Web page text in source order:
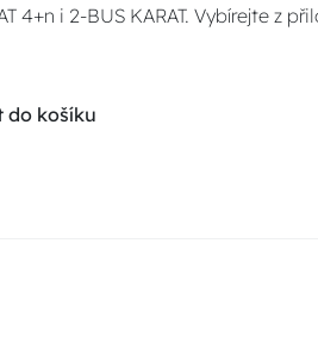
4+n i 2-BUS KARAT. Vybírejte z
do košíku